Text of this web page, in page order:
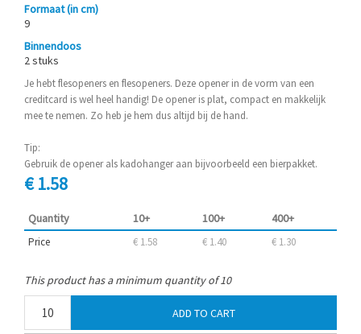
Formaat (in cm)
9
Binnendoos
2 stuks
Je hebt flesopeners en flesopeners. Deze opener in de vorm van een
creditcard is wel heel handig! De opener is plat, compact en makkelijk
mee te nemen. Zo heb je hem dus altijd bij de hand.
Tip:
Gebruik de opener als kadohanger aan bijvoorbeeld een bierpakket.
€ 1.58
Quantity 10+ 100+ 400+
Price € 1.58 € 1.40 € 1.30
This product has a minimum quantity of 10